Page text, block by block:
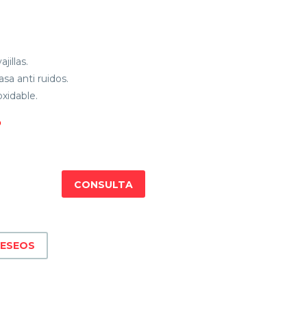
anti ruidos.
CONSULTA